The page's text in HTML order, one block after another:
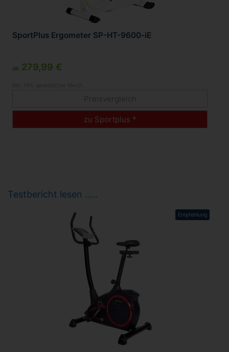
SportPlus Ergometer SP-HT-9600-iE
ab 279,99 €
zu Sportplus *
Testbericht lesen …..
Empfehlung